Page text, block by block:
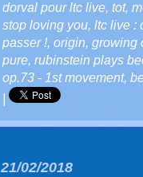
dorval pour ltc live, tot,
stop loving you, ltc live :
passer !, origin, growing
pure, rubinstein plays
op.73 - 1st movement,
21/02/2018